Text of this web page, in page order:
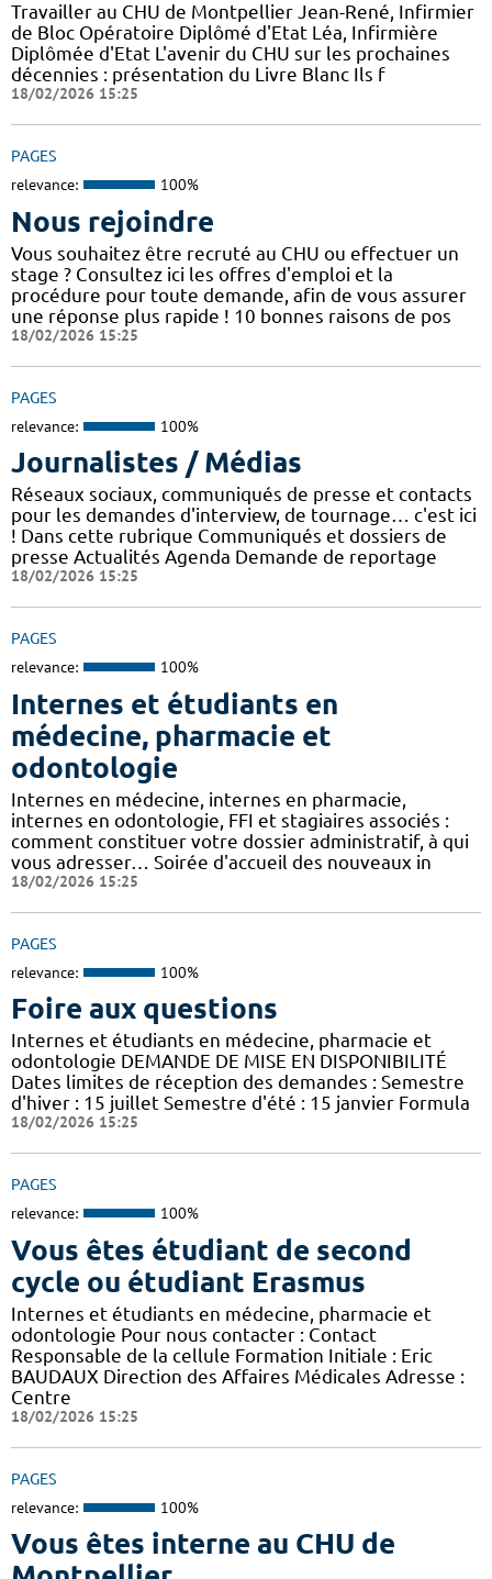
Travailler au CHU de Montpellier Jean-René, Infirmier
de Bloc Opératoire Diplômé d'Etat Léa, Infirmière
Diplômée d'Etat L'avenir du CHU sur les prochaines
décennies : présentation du Livre Blanc Ils f
18/02/2026 15:25
PAGES
relevance: 100%
Nous rejoindre
Vous souhaitez être recruté au CHU ou effectuer un
stage ? Consultez ici les offres d'emploi et la
procédure pour toute demande, afin de vous assurer
une réponse plus rapide ! 10 bonnes raisons de pos
18/02/2026 15:25
PAGES
relevance: 100%
Journalistes / Médias
Réseaux sociaux, communiqués de presse et contacts
pour les demandes d'interview, de tournage… c'est ici
! Dans cette rubrique Communiqués et dossiers de
presse Actualités Agenda Demande de reportage
18/02/2026 15:25
PAGES
relevance: 100%
Internes et étudiants en
médecine, pharmacie et
odontologie
Internes en médecine, internes en pharmacie,
internes en odontologie, FFI et stagiaires associés :
comment constituer votre dossier administratif, à qui
vous adresser… Soirée d'accueil des nouveaux in
18/02/2026 15:25
PAGES
relevance: 100%
Foire aux questions
Internes et étudiants en médecine, pharmacie et
odontologie DEMANDE DE MISE EN DISPONIBILITÉ
Dates limites de réception des demandes : Semestre
d'hiver : 15 juillet Semestre d'été : 15 janvier Formula
18/02/2026 15:25
PAGES
relevance: 100%
Vous êtes étudiant de second
cycle ou étudiant Erasmus
Internes et étudiants en médecine, pharmacie et
odontologie Pour nous contacter : Contact
Responsable de la cellule Formation Initiale : Eric
BAUDAUX Direction des Affaires Médicales Adresse :
Centre
18/02/2026 15:25
PAGES
relevance: 100%
Vous êtes interne au CHU de